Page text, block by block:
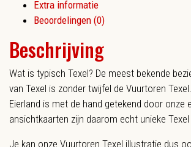
Extra informatie
Beoordelingen (0)
Beschrijving
Wat is typisch Texel? De meest bekende
van Texel is zonder twijfel de Vuurtoren
Eierland is met de hand getekend door onze
ansichtkaarten zijn daarom echt unieke
Je kan onze Vuurtoren Texel illustratie dus